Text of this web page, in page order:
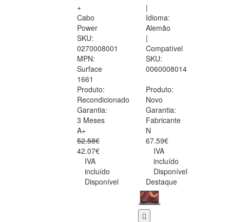
+
Cabo
Power
SKU:
0270008001
MPN:
Surface
1661
Produto:
Recondicionado
Garantia:
3 Meses
A+
52.58€
42.07€
IVA
incluído
Disponível
|
Idioma:
Alemão
|
Compatível
SKU:
0060008014
Produto:
Novo
Garantia:
Fabricante
N
67.59€
IVA
incluído
Disponível
Destaque